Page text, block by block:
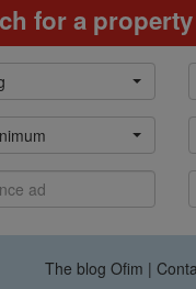
for a
The blog Ofim |